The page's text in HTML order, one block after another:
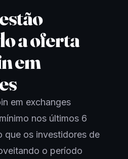
a oferta
em
em exchanges
nos últimos 6
que os investidores de
o período